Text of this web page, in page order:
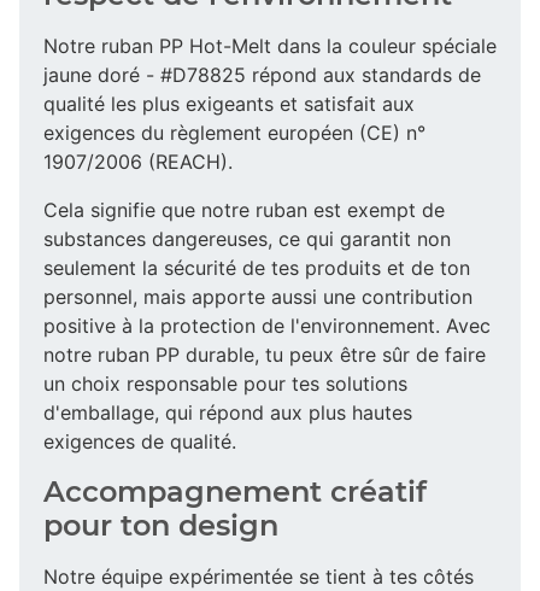
Notre ruban PP Hot-Melt dans la couleur spéciale
jaune doré - #D78825 répond aux standards de
qualité les plus exigeants et satisfait aux
exigences du règlement européen (CE) n°
1907/2006 (REACH).
Cela signifie que notre ruban est exempt de
substances dangereuses, ce qui garantit non
seulement la sécurité de tes produits et de ton
personnel, mais apporte aussi une contribution
positive à la protection de l'environnement. Avec
notre ruban PP durable, tu peux être sûr de faire
un choix responsable pour tes solutions
d'emballage, qui répond aux plus hautes
exigences de qualité.
Accompagnement créatif
pour ton design
Notre équipe expérimentée se tient à tes côtés